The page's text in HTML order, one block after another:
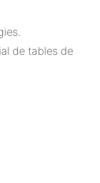
de tables de